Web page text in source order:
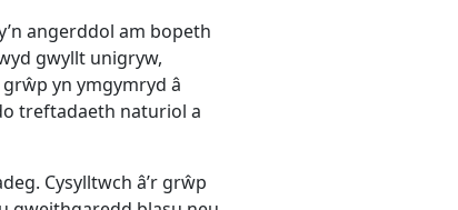
angerddol am bopeth
gwyllt unigryw,
yn ymgymryd â
treftadaeth naturiol a
Cysylltwch â’r grŵp